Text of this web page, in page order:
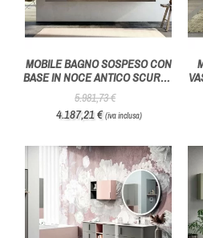
MOBILE BAGNO SOSPESO CON
BASE IN NOCE ANTICO SCURO -
AZZURRA BAGNI
5.981,73 €
4.187,21 €(iva inclusa)